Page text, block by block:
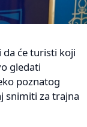
će turisti koji
gledati
poznatog
snimiti za trajna